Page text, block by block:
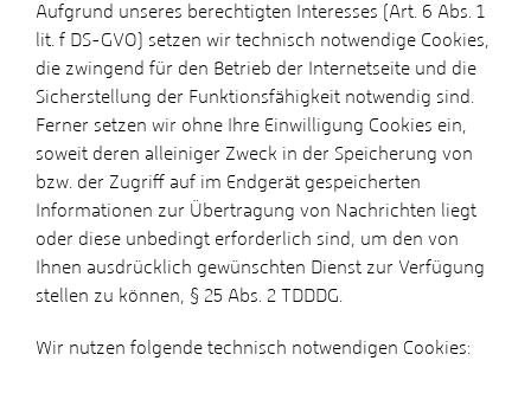
Aufgrund unseres berechtigten Interesses (Art. 6 Abs. 1
lit. f DS-GVO) setzen wir technisch notwendige Cookies,
die zwingend für den Betrieb der Internetseite und die
Sicherstellung der Funktionsfähigkeit notwendig sind.
Ferner setzen wir ohne Ihre Einwilligung Cookies ein,
soweit deren alleiniger Zweck in der Speicherung von
bzw. der Zugriff auf im Endgerät gespeicherten
Informationen zur Übertragung von Nachrichten liegt
oder diese unbedingt erforderlich sind, um den von
Ihnen ausdrücklich gewünschten Dienst zur Verfügung
stellen zu können, § 25 Abs. 2 TDDDG.
Wir nutzen folgende technisch notwendigen Cookies: